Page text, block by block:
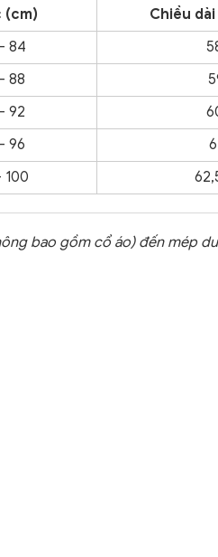
(cm)
Chiều
84
88
92
96
100
bao gồm cổ áo) đến mép